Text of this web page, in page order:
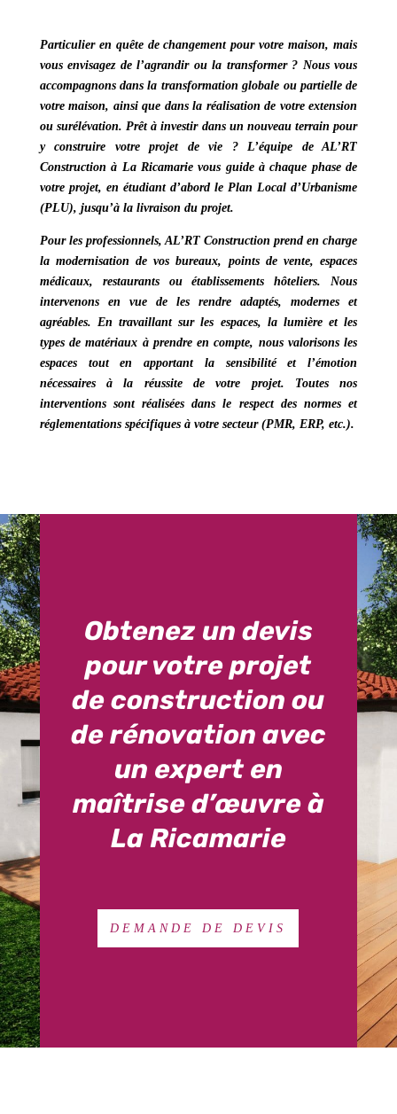
Particulier en quête de changement pour votre maison, mais
vous envisagez de l’agrandir ou la transformer ? Nous vous
accompagnons dans la transformation globale ou partielle de
votre maison, ainsi que dans la réalisation de votre extension
ou surélévation. Prêt à investir dans un nouveau terrain pour
y construire votre projet de vie ? L’équipe deAL’RT
Construction à La Ricamarievous guide à chaque phase de
votre projet, en étudiant d’abord le Plan Local d’Urbanisme
(PLU), jusqu’à la livraison du projet.
Pour les professionnels, AL’RT Construction prend en charge
la modernisation de vos bureaux, points de vente, espaces
médicaux, restaurants ou établissements hôteliers. Nous
intervenons en vue de les rendre adaptés, modernes et
agréables. En travaillant sur les espaces, la lumière et les
types de matériaux à prendre en compte, nous valorisons les
espaces tout en apportant la sensibilité et l’émotion
nécessaires à la réussite de votre projet. Toutes nos
interventions sont réalisées dans le respect des normes et
réglementations spécifiques à votre secteur (PMR, ERP, etc.).
Obtenez un devis
pour votre projet
de construction ou
de rénovation avec
un expert en
maîtrise d’œuvre à
La Ricamarie
DEMANDE DE DEVIS